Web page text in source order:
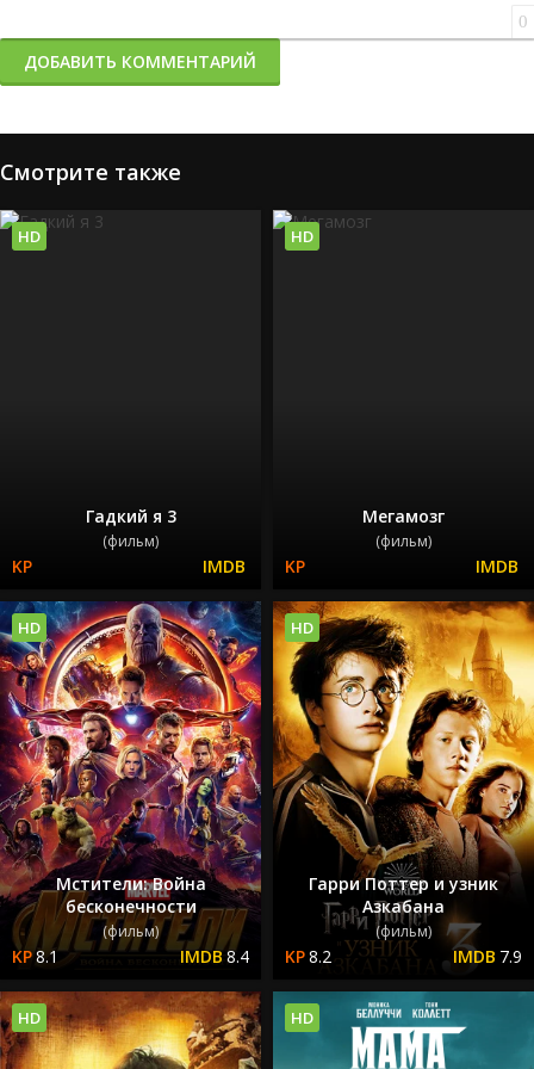
0
ДОБАВИТЬ КОММЕНТАРИЙ
Смотрите также
Гадкий я 3
(фильм)
HD
Мегамозг
(фильм)
HD
Мстители: Война
бесконечности
(фильм)
8.1 8.4
HD
Гарри Поттер и узник
Азкабана
(фильм)
8.2 7.9
HD
HD HD